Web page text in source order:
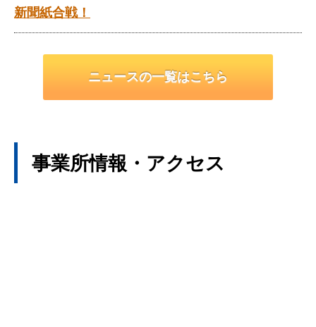
新聞紙合戦！
ニュースの一覧はこちら
事業所情報・アクセス